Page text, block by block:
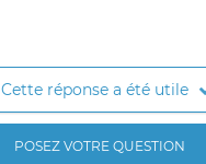
Cette réponse a été utile
POSEZ VOTRE QUESTION